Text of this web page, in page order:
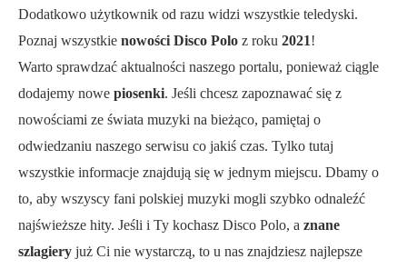
Dodatkowo użytkownik od razu widzi wszystkie teledyski.
Poznaj wszystkie nowości Disco Polo z roku 2021!
Warto sprawdzać aktualności naszego portalu, ponieważ ciągle
dodajemy nowe piosenki. Jeśli chcesz zapoznawać się z
nowościami ze świata muzyki na bieżąco, pamiętaj o
odwiedzaniu naszego serwisu co jakiś czas. Tylko tutaj
wszystkie informacje znajdują się w jednym miejscu. Dbamy o
to, aby wszyscy fani polskiej muzyki mogli szybko odnaleźć
najświeższe hity. Jeśli i Ty kochasz Disco Polo, a znane
szlagiery już Ci nie wystarczą, to u nas znajdziesz najlepsze